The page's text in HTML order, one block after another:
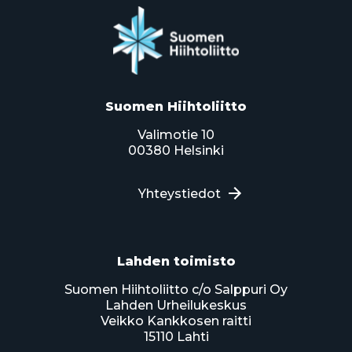
Suomen Hiihtoliitto
Valimotie 10
00380 Helsinki
Yhteystiedot
Lahden toimisto
Suomen Hiihtoliitto c/o Salppuri Oy
Lahden Urheilukeskus
Veikko Kankkosen raitti
15110 Lahti